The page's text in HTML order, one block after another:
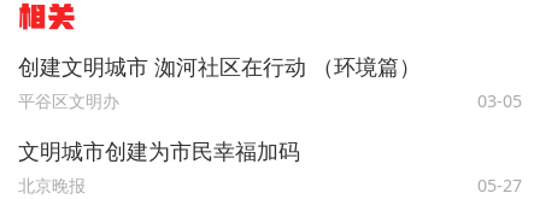
相关
创建文明城市 洳河社区在行动 （环境篇）
平谷区文明办 03-05
文明城市创建为市民幸福加码
北京晚报 05-27